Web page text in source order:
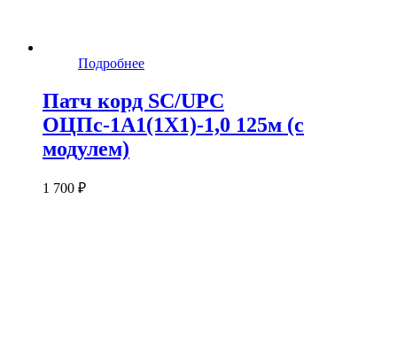
Подробнее
Патч корд SC/UPC
ОЦПс-1А1(1Х1)-1,0 125м (с
модулем)
1 700 ₽